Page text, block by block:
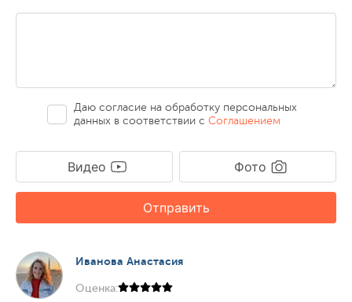
Даю согласие на обработку персональных
данных в соответствии сСоглашением
Видео Фото
Отправить
Иванова Анастасия
Оценка: